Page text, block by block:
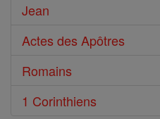
Jean
Actes des Apôtres
Romains
1 Corinthiens